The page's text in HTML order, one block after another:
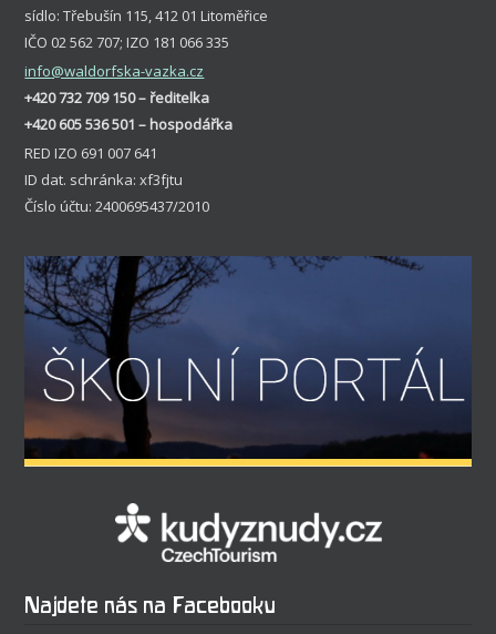
sídlo: Třebušín 115, 412 01 Litoměřice
IČO 02 562 707; IZO 181 066 335
info@waldorfska-vazka.cz
+420 732 709 150 – ředitelka
+420 605 536 501 – hospodářka
RED IZO 691 007 641
ID dat. schránka: xf3fjtu
Číslo účtu: 2400695437/2010
Najdete nás na Facebooku